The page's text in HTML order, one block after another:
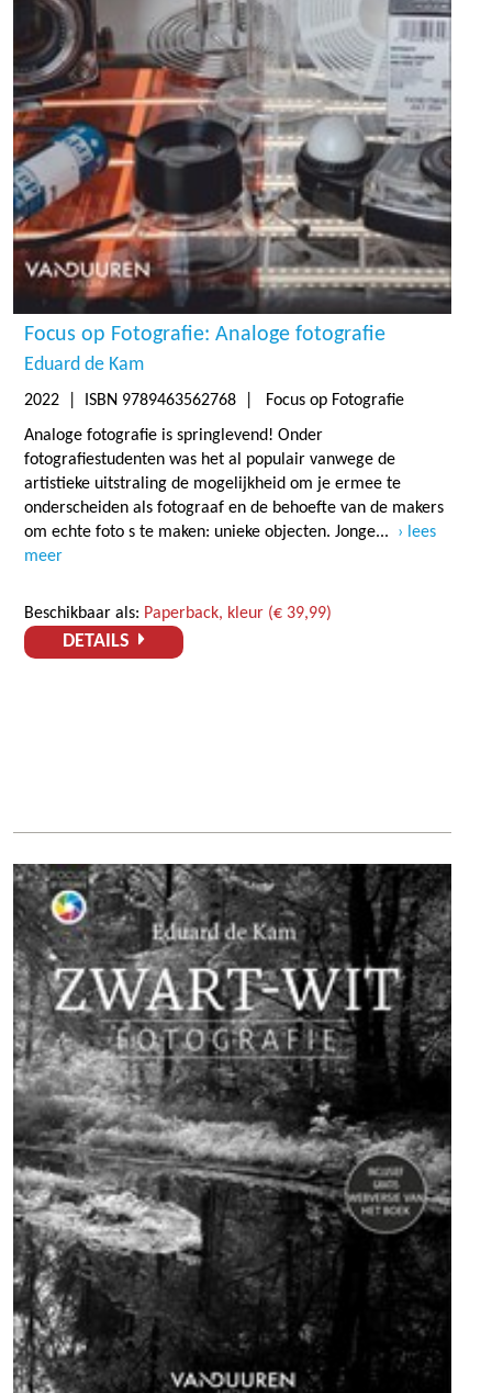
Focus op Fotografie: Analoge fotografie
Eduard de Kam
2022 | ISBN 9789463562768 | Focus op Fotografie
Analoge fotografie is springlevend! Onder
fotografiestudenten was het al populair vanwege de
artistieke uitstraling de mogelijkheid om je ermee te
onderscheiden als fotograaf en de behoefte van de makers
om echte foto s te maken: unieke objecten. Jonge...
lees
meer
Beschikbaar als: Paperback, kleur (€ 39,99)
DETAILS